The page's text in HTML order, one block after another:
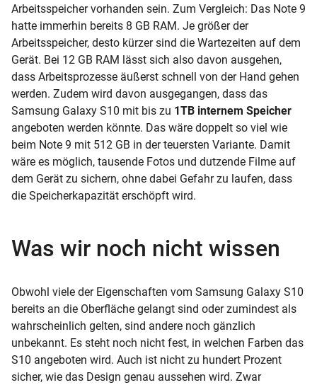
Arbeitsspeicher vorhanden sein. Zum Vergleich: Das Note 9
hatte immerhin bereits 8 GB RAM. Je größer der
Arbeitsspeicher, desto kürzer sind die Wartezeiten auf dem
Gerät. Bei 12 GB RAM lässt sich also davon ausgehen,
dass Arbeitsprozesse äußerst schnell von der Hand gehen
werden. Zudem wird davon ausgegangen, dass das
Samsung Galaxy S10 mit bis zu 1TB internem Speicher
angeboten werden könnte. Das wäre doppelt so viel wie
beim Note 9 mit 512 GB in der teuersten Variante. Damit
wäre es möglich, tausende Fotos und dutzende Filme auf
dem Gerät zu sichern, ohne dabei Gefahr zu laufen, dass
die Speicherkapazität erschöpft wird.
Was wir noch nicht wissen
Obwohl viele der Eigenschaften vom Samsung Galaxy S10
bereits an die Oberfläche gelangt sind oder zumindest als
wahrscheinlich gelten, sind andere noch gänzlich
unbekannt. Es steht noch nicht fest, in welchen Farben das
S10 angeboten wird. Auch ist nicht zu hundert Prozent
sicher, wie das Design genau aussehen wird. Zwar